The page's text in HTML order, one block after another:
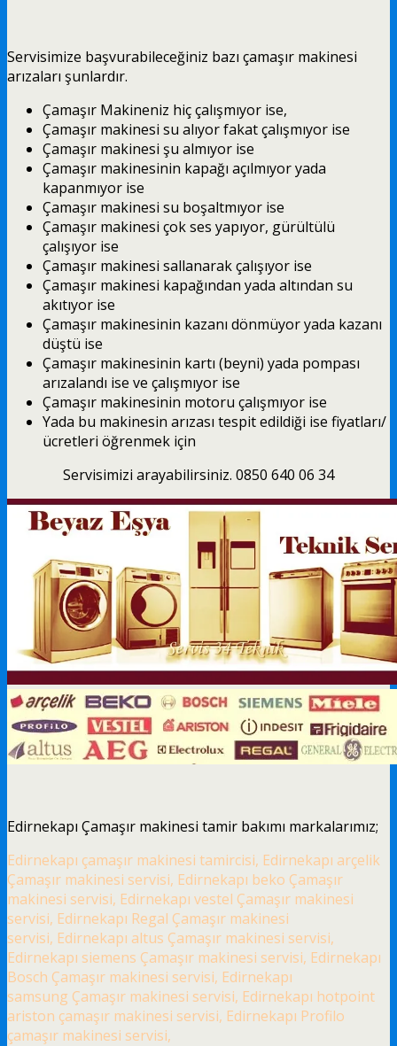
Servisimize başvurabileceğiniz bazı çamaşır makinesi
arızaları şunlardır.
Çamaşır Makineniz hiç çalışmıyor ise,
Çamaşır makinesi su alıyor fakat çalışmıyor ise
Çamaşır makinesi şu almıyor ise
Çamaşır makinesinin kapağı açılmıyor yada
kapanmıyor ise
Çamaşır makinesi su boşaltmıyor ise
Çamaşır makinesi çok ses yapıyor, gürültülü
çalışıyor ise
Çamaşır makinesi sallanarak çalışıyor ise
Çamaşır makinesi kapağından yada altından su
akıtıyor ise
Çamaşır makinesinin kazanı dönmüyor yada kazanı
düştü ise
Çamaşır makinesinin kartı (beyni) yada pompası
arızalandı ise ve çalışmıyor ise
Çamaşır makinesinin motoru çalışmıyor ise
Yada bu makinesin arızası tespit edildiği ise fiyatları/
ücretleri öğrenmek için
Servisimizi arayabilirsiniz. 0850 640 06 34
Edirnekapı Çamaşır makinesi tamir bakımı markalarımız;
Edirnekapı çamaşır makinesi tamircisi, Edirnekapı arçelik
Çamaşır makinesi servisi, Edirnekapı beko Çamaşır
makinesi servisi, Edirnekapı vestel Çamaşır makinesi
servisi, Edirnekapı Regal Çamaşır makinesi
servisi, Edirnekapı altus Çamaşır makinesi servisi,
Edirnekapı siemens Çamaşır makinesi servisi, Edirnekapı
Bosch Çamaşır makinesi servisi, Edirnekapı
samsung Çamaşır makinesi servisi, Edirnekapı hotpoint
ariston çamaşır makinesi servisi, Edirnekapı Profilo
çamaşır makinesi servisi,